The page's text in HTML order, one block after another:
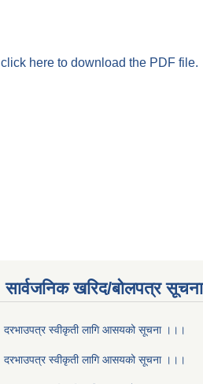
click here to download the PDF file.
सार्वजनिक खरिद/बोलपत्र सूचना
दरभाउपत्र स्वीकृती लागि आसयको सूचना ।।।
दरभाउपत्र स्वीकृती लागि आसयको सूचना ।।।